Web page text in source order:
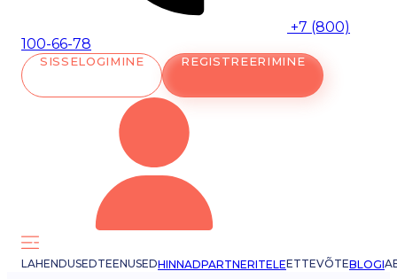
+7 (800)
100-66-78
SISSELOGIMINE REGISTREERIMINE
LAHENDUSEDTEENUSEDHINNADPARTNERITELEETTEVÕTEBLOGI